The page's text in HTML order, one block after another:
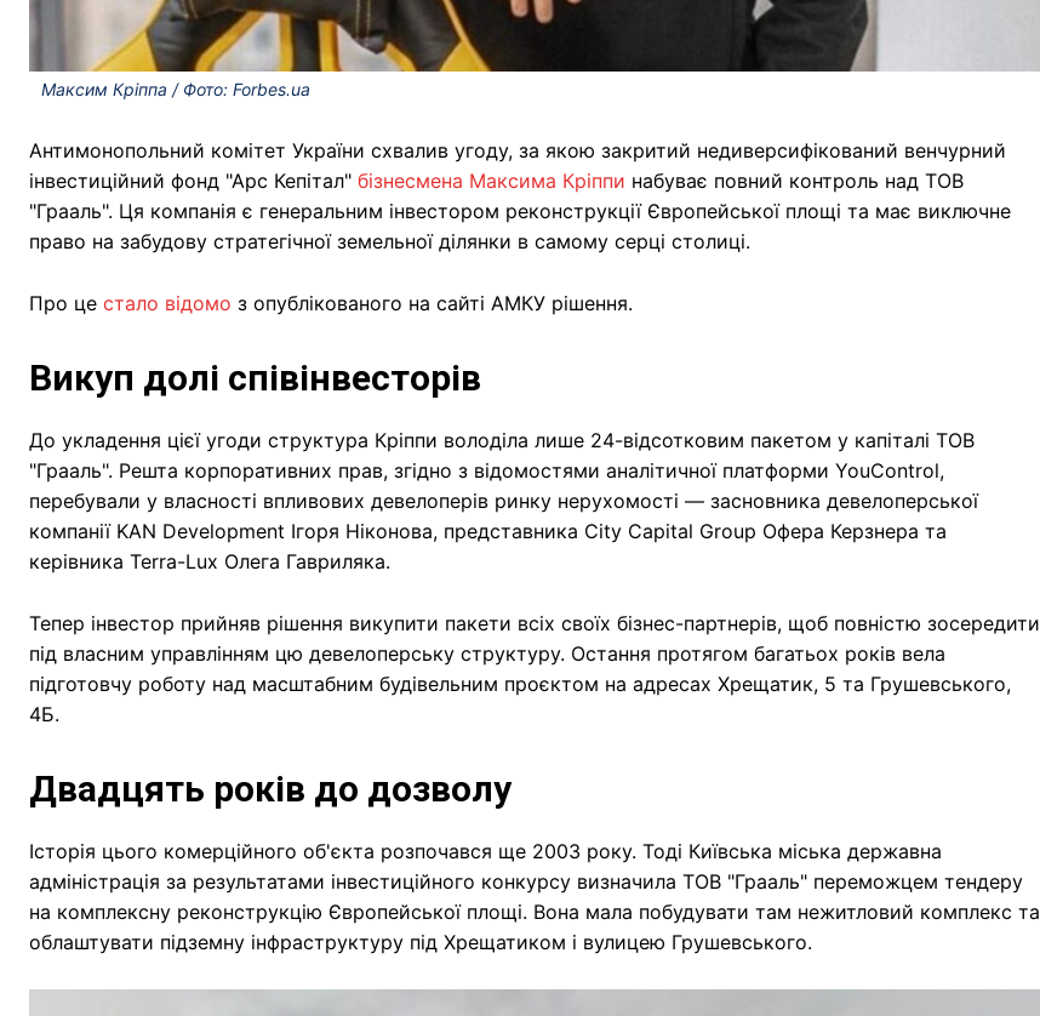
Максим Кріппа / Фото: Forbes.ua
Антимонопольний комітет України схвалив угоду, за якою закритий недиверсифікований венчурний
інвестиційний фонд "Арс Кепітал" бізнесмена Максима Кріппи набуває повний контроль над ТОВ
"Грааль". Ця компанія є генеральним інвестором реконструкції Європейської площі та має виключне
право на забудову стратегічної земельної ділянки в самому серці столиці.
Про це стало відомо з опублікованого на сайті АМКУ рішення.
Викуп долі співінвесторів
До укладення цієї угоди структура Кріппи володіла лише 24-відсотковим пакетом у капіталі ТОВ
"Грааль". Решта корпоративних прав, згідно з відомостями аналітичної платформи YouControl,
перебували у власності впливових девелоперів ринку нерухомості — засновника девелоперської
компанії KAN Development Ігоря Ніконова, представника City Capital Group Офера Керзнера та
керівника Terra-Lux Олега Гавриляка.
Тепер інвестор прийняв рішення викупити пакети всіх своїх бізнес-партнерів, щоб повністю зосередити
під власним управлінням цю девелоперську структуру. Остання протягом багатьох років вела
підготовчу роботу над масштабним будівельним проєктом на адресах Хрещатик, 5 та Грушевського,
4Б.
Двадцять років до дозволу
Історія цього комерційного об'єкта розпочався ще 2003 року. Тоді Київська міська державна
адміністрація за результатами інвестиційного конкурсу визначила ТОВ "Грааль" переможцем тендеру
на комплексну реконструкцію Європейської площі. Вона мала побудувати там нежитловий комплекс та
облаштувати підземну інфраструктуру під Хрещатиком і вулицею Грушевського.